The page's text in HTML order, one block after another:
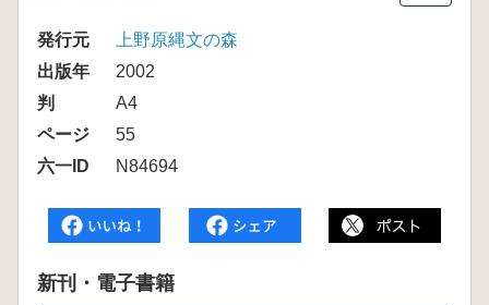
発行元
上野原縄文の森
出版年
2002
判
A4
ページ
55
六一ID
N84694
新刊・電子書籍